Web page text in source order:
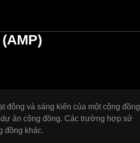
động và sáng kiến của một cộng đồng
án cộng đồng. Các trường hợp sử
đồng khác.